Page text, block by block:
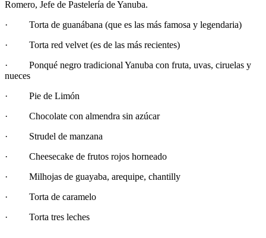
Romero, Jefe de Pastelería de Yanuba.
· Torta de guanábana (que es las más famosa y legendaria)
· Torta red velvet (es de las más recientes)
· Ponqué negro tradicional Yanuba con fruta, uvas, ciruelas y
nueces
· Pie de Limón
· Chocolate con almendra sin azúcar
· Strudel de manzana
· Cheesecake de frutos rojos horneado
· Milhojas de guayaba, arequipe, chantilly
· Torta de caramelo
· Torta tres leches